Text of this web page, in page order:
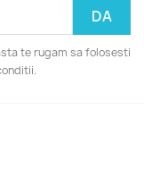
te rugam sa folosesti